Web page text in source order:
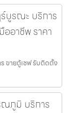
บูรณะ บริการ
อาชีพ ราคา
ขายตู้เซฟ รับติดตั้ง
ณภูมิ บริการ